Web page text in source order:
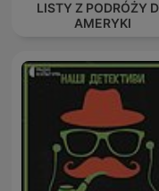
LISTY Z PODRÓŻY
AMERYKI